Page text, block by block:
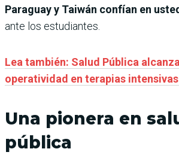
Paraguay y Taiwán confían en
ante los estudiantes.
Lea también: Salud Pública
operatividad en terapias intensivas
Una pionera en
pública